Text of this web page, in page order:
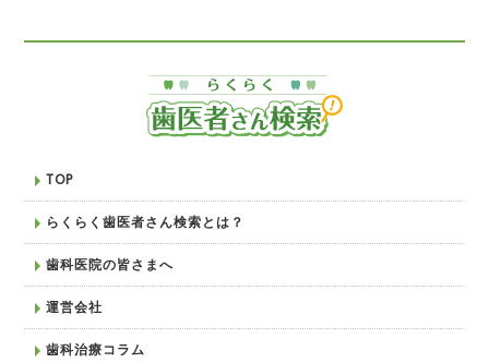
TOP
らくらく歯医者さん検索とは？
歯科医院の皆さまへ
運営会社
歯科治療コラム